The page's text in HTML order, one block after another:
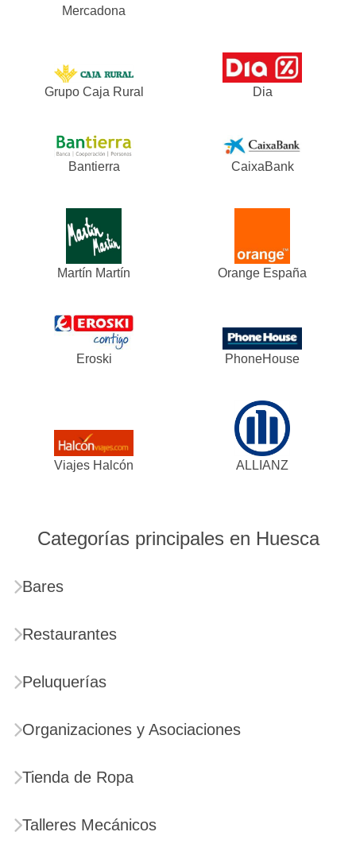
Mercadona
Grupo Caja Rural Dia
Bantierra CaixaBank
Martín Martín Orange España
Eroski PhoneHouse
Viajes Halcón ALLIANZ
Categorías principales en Huesca
Bares
Restaurantes
Peluquerías
Organizaciones y Asociaciones
Tienda de Ropa
Talleres Mecánicos